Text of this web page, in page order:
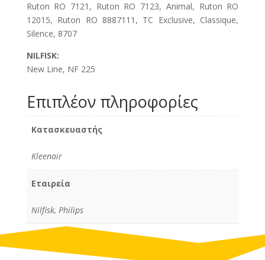
Ruton RO 7121, Ruton RO 7123, Animal, Ruton RO
12015, Ruton RO 8887111, TC Exclusive, Classique,
Silence, 8707
NILFISK:
New Line, NF 225
Επιπλέον πληροφορίες
Κατασκευαστής
Kleenair
Εταιρεία
Nilfisk, Philips